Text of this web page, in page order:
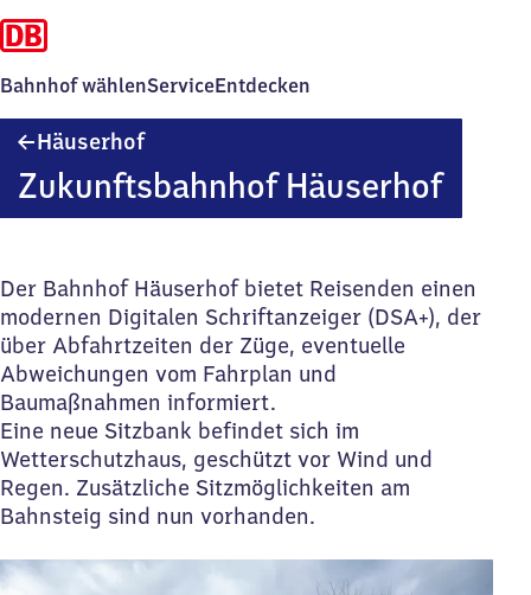
Bahnhof wählenServiceEntdecken
HäuserhofHäuserhof
Zukunftsbahnhof Häuserhof
Der Bahnhof Häuserhof bietet Reisenden einen
modernen Digitalen Schriftanzeiger (DSA+), der
über Abfahrtzeiten der Züge, eventuelle
Abweichungen vom Fahrplan und
Baumaßnahmen informiert.
Eine neue Sitzbank befindet sich im
Wetterschutzhaus, geschützt vor Wind und
Regen. Zusätzliche Sitzmöglichkeiten am
Bahnsteig sind nun vorhanden.